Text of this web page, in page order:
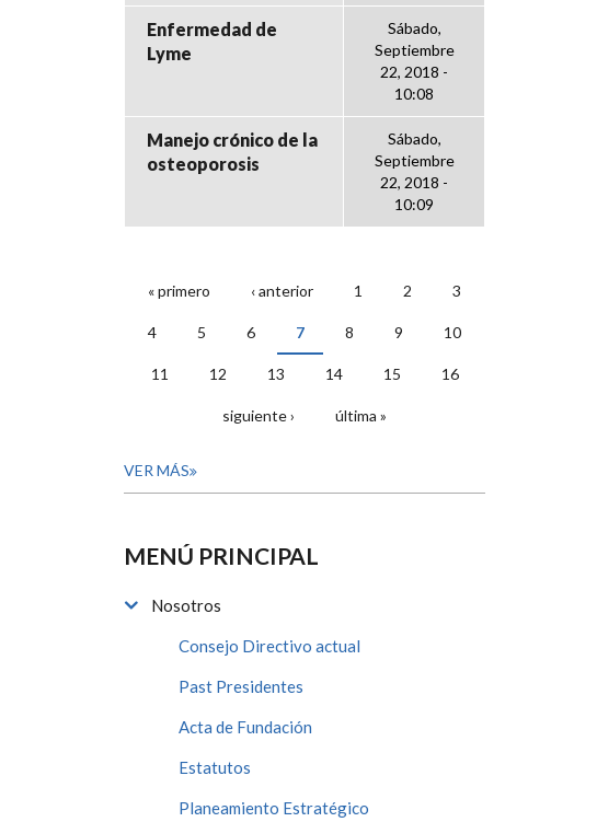
Enfermedad de
Lyme
Sábado,
Septiembre
22, 2018 -
10:08
Manejo crónico de la
osteoporosis
Sábado,
Septiembre
22, 2018 -
10:09
PÁGINAS
« primero ‹ anterior 1 2 3
4 5 6 7 8 9 10
11 12 13 14 15 16
siguiente › última »
VER MÁS
MENÚ PRINCIPAL
Nosotros
Consejo Directivo actual
Past Presidentes
Acta de Fundación
Estatutos
Planeamiento Estratégico